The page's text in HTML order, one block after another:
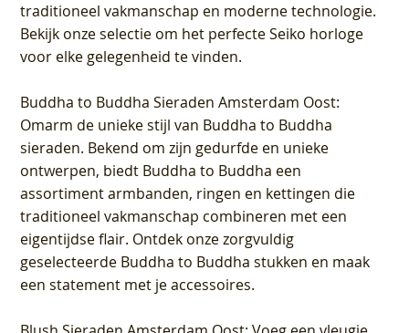
traditioneel vakmanschap en moderne technologie.
Bekijk onze selectie om het perfecte Seiko horloge
voor elke gelegenheid te vinden.
Buddha to Buddha Sieraden Amsterdam Oost:
Omarm de unieke stijl van Buddha to Buddha
sieraden. Bekend om zijn gedurfde en unieke
ontwerpen, biedt Buddha to Buddha een
assortiment armbanden, ringen en kettingen die
traditioneel vakmanschap combineren met een
eigentijdse flair. Ontdek onze zorgvuldig
geselecteerde Buddha to Buddha stukken en maak
een statement met je accessoires.